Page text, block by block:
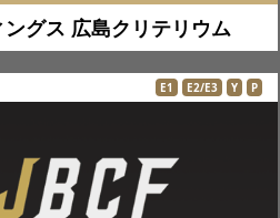
グス 広島クリテリウム
E1 E2/E3 Y P